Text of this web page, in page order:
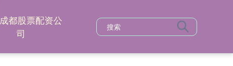
成都股票配资公
司